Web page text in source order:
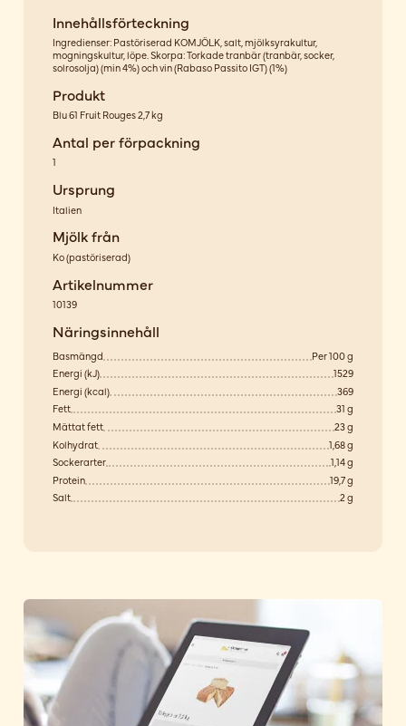
Innehållsförteckning
Ingredienser: Pastöriserad KOMJÖLK, salt, mjölksyrakultur,
mogningskultur, löpe. Skorpa: Torkade tranbär (tranbär, socker,
solrosolja) (min 4%) och vin (Rabaso Passito IGT) (1%)
Produkt
Blu 61 Fruit Rouges 2,7 kg
Antal per förpackning
1
Ursprung
Italien
Mjölk från
Ko(pastöriserad)
Artikelnummer
10139
Näringsinnehåll
Basmängd
Per 100 g
Energi (kJ)
1529
Energi (kcal)
369
Fett
31 g
Mättat fett
23 g
Kolhydrat
1,68 g
Sockerarter
1,14 g
Protein
19,7 g
Salt
2 g